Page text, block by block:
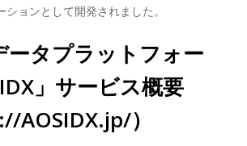
ションとして開発されました。
ータプラットフォー
」サービス概要
AOSIDX.jp/）